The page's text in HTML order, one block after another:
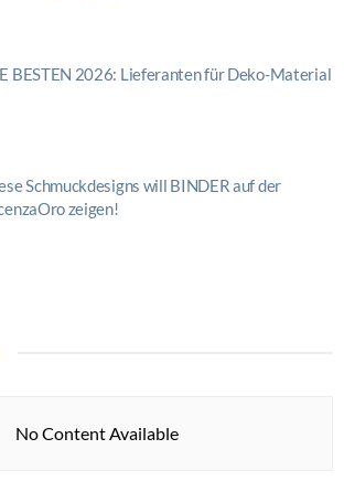
BESTEN 2026: Lieferanten für Deko-Material
Schmuckdesigns will BINDER auf der
zeigen!
No Content Available